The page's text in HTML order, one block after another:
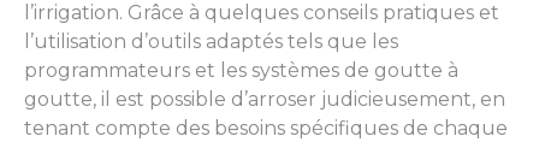
l’irrigation. Grâce à quelques conseils pratiques et
l’utilisation d’outils adaptés tels que les
programmateurs et les systèmes de goutte à
goutte, il est possible d’arroser judicieusement, en
tenant compte des besoins spécifiques de chaque